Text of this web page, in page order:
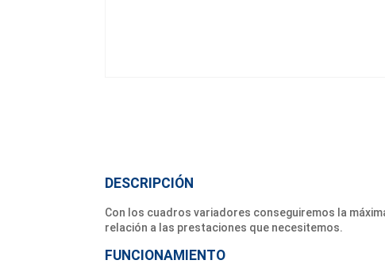
DESCRIPCIÓN
Con los cuadros variadores conseguiremos la
relación a las prestaciones que necesitemos.
FUNCIONAMIENTO